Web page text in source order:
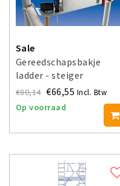
Sale
Gereedschapsbakje
ladder - steiger
€80,14 €66,55 Incl. Btw
Op voorraad